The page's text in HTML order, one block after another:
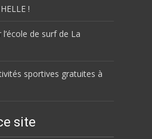
!
de surf de La
sportives gratuites à
site